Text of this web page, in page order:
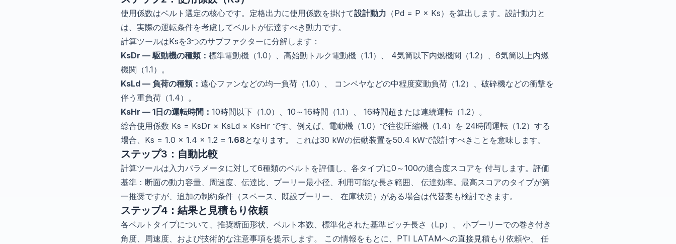
使用係数はベルト選定の核心です。定格出力に使用係数を掛けて設計動力 （Pd = P × Ks）を算出します。設計動力と
は、実際の運転条件を考慮してベルトが伝達すべき動力です。
計算ツールはKsを3つのサブファクターに分解します：
KsDr — 駆動機の種類： 標準電動機（1.0）、高始動トルク電動機（1.1）、 4気筒以下内燃機関（1.2）、6気筒以上内燃
機関（1.1）。
KsLd — 負荷の種類： 遠心ファンなどの均一負荷（1.0）、 コンベヤなどの中程度変動負荷（1.2）、破砕機などの衝撃を
伴う重負荷（1.4）。
KsHr — 1日の運転時間： 10時間以下（1.0）、10～16時間（1.1）、 16時間超または連続運転（1.2）。
総合使用係数 Ks = KsDr × KsLd × KsHr です。例えば、電動機（1.0）で往復圧縮機（1.4）を 24時間運転（1.2）する
場合、Ks = 1.0 × 1.4 × 1.2 = 1.68となります。 これは30 kWの伝動装置を50.4 kWで設計すべきことを意味します。
ステップ3：自動比較
計算ツールは入力パラメータに対して6種類のベルトを評価し、各タイプに0～100の適合度スコアを 付与します。評価
基準：断面の動力容量、周速度、伝達比、プーリー最小径、利用可能な長さ範囲、 伝達効率。最高スコアのタイプが第
一推奨ですが、追加の制約条件（スペース、既設プーリー、 在庫状況）がある場合は代替案も検討できます。
ステップ4：結果と見積もり依頼
各ベルトタイプについて、推奨断面形状、ベルト本数、標準化された基準ピッチ長さ（Lp）、 小プーリーでの巻き付き
角度、周速度、および技術的な注意事項を提示します。 この情報をもとに、PTI LATAMへの直接見積もり依頼や、 任